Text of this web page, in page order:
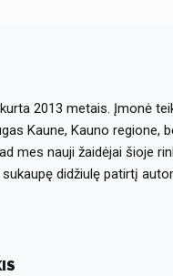
2013 metais. Įmonė
Kaune, Kauno regione,
mes nauji žaidėjai šioje
didžiulę patirtį